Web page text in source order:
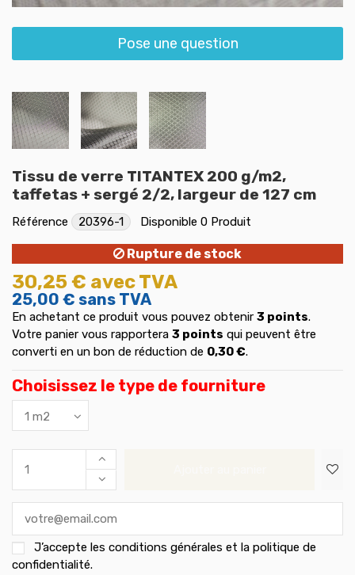
Pose une question
Tissu de verre TITANTEX 200 g/m2,
taffetas + sergé 2/2, largeur de 127 cm
Référence 20396-1 Disponible 0 Produit
Rupture de stock
30,25 € avec TVA
25,00 € sans TVA
En achetant ce produit vous pouvez obtenir 3 points.
Votre panier vous rapportera 3 points qui peuvent être
converti en un bon de réduction de 0,30 €.
Choisissez le type de fourniture
J’accepte les conditions générales et la politique de
confidentialité.